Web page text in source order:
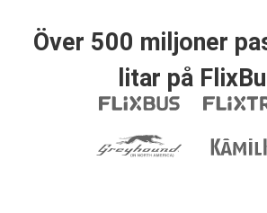
Över 500 miljoner
litar på